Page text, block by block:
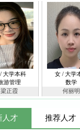
大学本科
游管理
梁正霞
女 / 大学
数学
何丽明
人才 推荐人才